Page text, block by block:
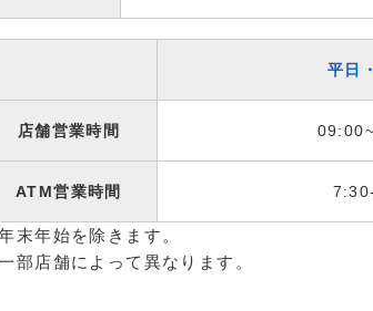
平日
店舗営業時間
ATM営業時間
末年始を除きます。
部店舗によって異なります。